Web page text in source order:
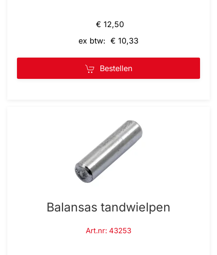
€ 12,50
ex btw: € 10,33
Bestellen
Balansas tandwielpen
Art.nr: 43253